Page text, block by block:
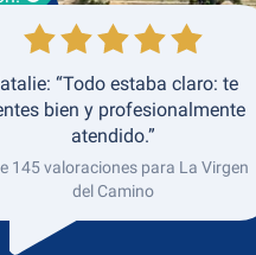
“Todo estaba claro: te
bien y profesionalmente
atendido.”
145 valoraciones para La Virgen
del Camino